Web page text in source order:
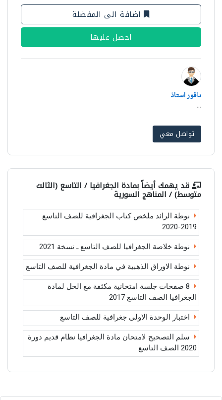
اضافة الى المفضلة
احصل عليها
دافور استاذ
...
تواصل معي
قد يهمك أيضاً بمادة الجغرافيا / التاسع (الثالث
متوسط) / المناهج السورية
نوطة الرائد ملخص كتاب الجغرافية للصف التاسع
2019-2020
نوطة خلاصة الجغرافيا للصف التاسع ـ نسخة 2021
نوطة الاوراق الذهبية في مادة الجغرافية للصف التاسع
8 صفحات جلسة امتحانية مكثفة مع الحل لمادة
الجغرافيا الصف التاسع 2017
اختبار الوحدة الاولى جغرافية للصف التاسع
سلم التصحيح لامتحان مادة الجغرافيا نظام قديم دورة
2020 الصف التاسع